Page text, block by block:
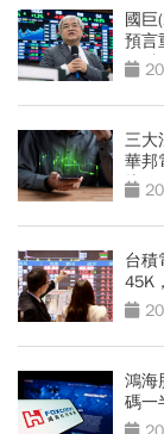
國巨
預言
亞科
三大
華邦
坑」
台積
45K
鴻海
碼一